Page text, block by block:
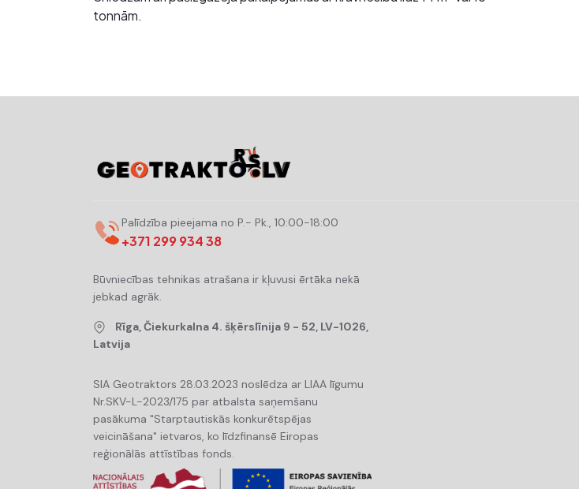
tonnām.
Palīdzība pieejama no P.- Pk., 10:00-18:00
+371 299 934 38
Būvniecības tehnikas atrašana ir kļuvusi ērtāka nekā
jebkad agrāk.
Rīga, Čiekurkalna 4. šķērslīnija 9 - 52, LV-1026,
Latvija
SIA Geotraktors 28.03.2023 noslēdza ar LIAA līgumu
Nr.SKV-L-2023/175 par atbalsta saņemšanu
pasākuma "Starptautiskās konkurētspējas
veicināšana" ietvaros, ko līdzfinansē Eiropas
reģionālās attīstības fonds.